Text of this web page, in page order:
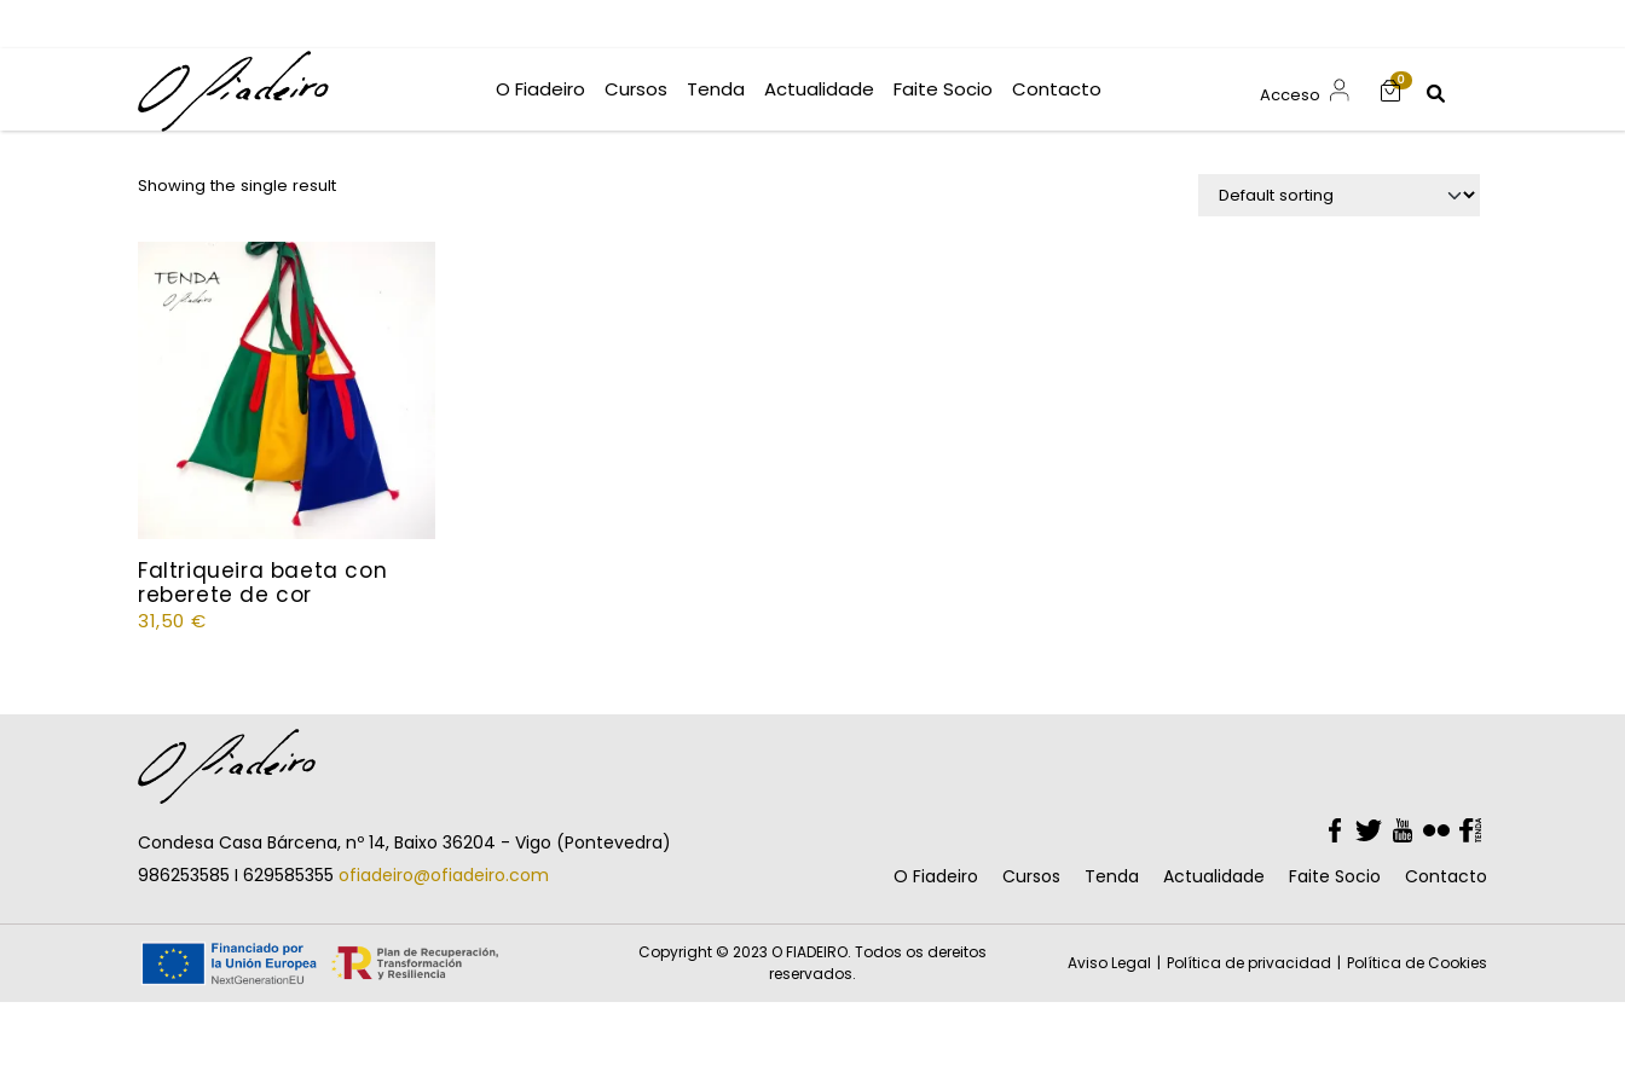
O Fiadeiro Cursos Tenda Actualidade Faite Socio Contacto Acceso
0
Showing the single result
Faltriqueira baeta con
reberete de cor
31,50 €
Condesa Casa Bárcena, nº 14, Baixo 36204 - Vigo (Pontevedra)
986253585 I 629585355 ofiadeiro@ofiadeiro.com
Facebook
Twitter
YouTube
FlickrFacebook
O Fiadeiro Cursos Tenda Actualidade Faite Socio Contacto
Copyright © 2023 O FIADEIRO. Todos os dereitos
reservados.
Aviso Legal Política de privacidad Política de Cookies